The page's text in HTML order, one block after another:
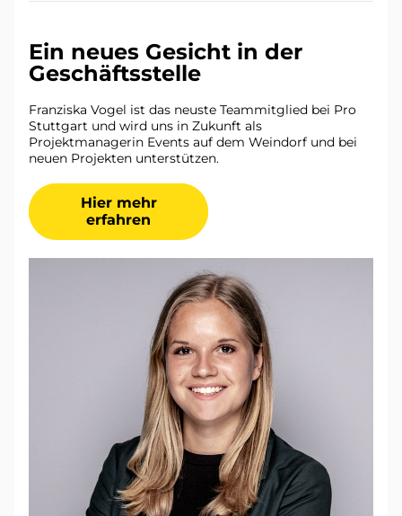
Ein neues Gesicht in der
Geschäftsstelle
Franziska Vogel ist das neuste Teammitglied bei Pro
Stuttgart und wird uns in Zukunft als
Projektmanagerin Events auf dem Weindorf und bei
neuen Projekten unterstützen.
Hier mehr
erfahren